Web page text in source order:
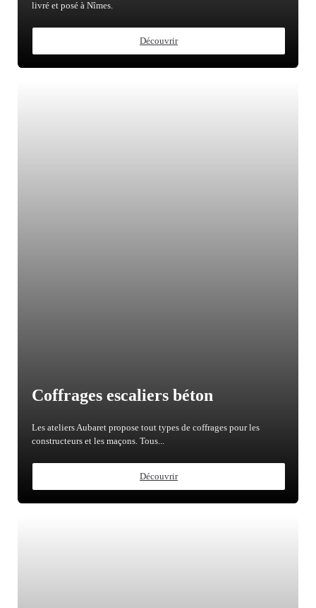
livré et posé à Nîmes.
Découvrir
Coffrages escaliers béton
Les ateliers Aubaret propose tout types de coffrages pour les
constructeurs et les maçons. Tous...
Découvrir